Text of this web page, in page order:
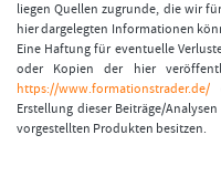
liegen Quellen zugrunde, die wir
hier dargelegten Informationen
Eine Haftung für eventuelle
oder Kopien der hier
https://www.formationstrader.de/
Erstellung dieser Beiträge/
vorgestellten Produkten besitzen.